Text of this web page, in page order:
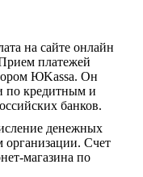
на сайте онлайн
платежей
ЮKassa. Он
по кредитным и
банков.
денежных
организации. Счет
магазина по